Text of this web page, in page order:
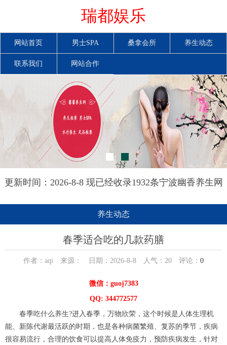
瑞都娱乐
网站首页 男士SPA 桑拿会所 养生动态
联系我们 网站合作
更新时间：2026-8-8 现已经收录1932条宁波幽香养生网
养生动态
春季适合吃的几款药膳
作者：aqi 来源： 日期：2026-8-8 人气： 20 评论： 0
微信：guoj7383
QQ: 344772577
春季吃什么养生?进入春季，万物欣荣，这个时候是人体生理机
能、新陈代谢最活跃的时期，也是各种病菌繁殖、复苏的季节，疾病
很容易流行，合理的饮食可以提高人体免疫力，预防疾病发生，针对